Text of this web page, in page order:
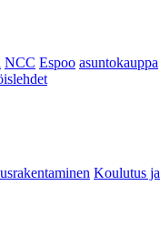
NCC Espoo asuntokauppa
Koulutus